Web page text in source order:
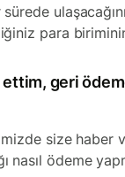
para
geri
size haber
nasıl ödeme